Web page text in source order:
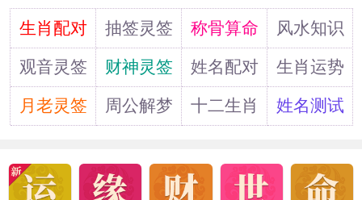
金钱运上升。可以期待收入不断增加，
口袋中绰绰有余。不过，要注意不可凭
一时的冲动而买些没用的东西。
道生肖配对 抽签灵签 称骨算命
风水知识
观音灵签
财神灵签 姓名配对
生肖运势
月老灵签
周公解梦 十二生肖 姓名测试